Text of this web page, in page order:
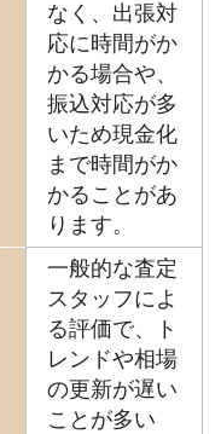
なく、出張対
応に時間がか
かる場合や、
振込対応が多
いため現金化
まで時間がか
かることがあ
ります。
一般的な査定
スタッフによ
る評価で、ト
レンドや相場
の更新が遅い
ことが多い